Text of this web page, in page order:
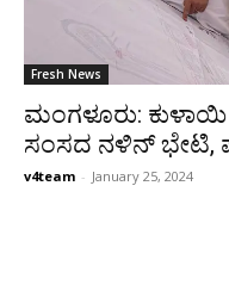
Fresh News
ಮಂಗಳೂರು: ಕುಳಾಯಿ
ಸಂಸದ ನಳಿನ್ ಭೇಟಿ,
v4team - January 25, 2024